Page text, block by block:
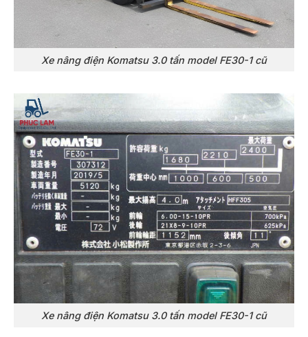
Xe nâng điện Komatsu 3.0 tấn model FE30-1 cũ
Xe nâng điện Komatsu 3.0 tấn model FE30-1 cũ